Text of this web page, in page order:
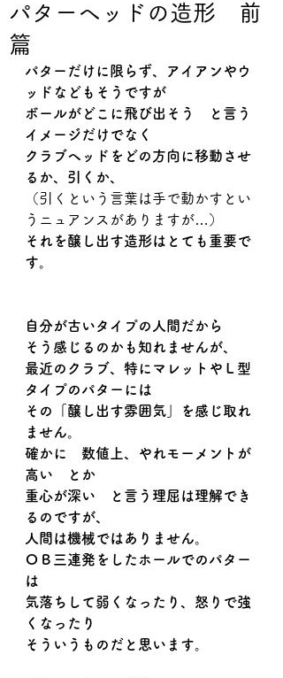
パターヘッドの造形 前
篇
パターだけに限らず、アイアンやウ
ッドなどもそうですが
ボールがどこに飛び出そう　と言う
イメージだけでなく
クラブヘッドをどの方向に移動させ
るか、引くか、
（引くという言葉は手で動かすとい
うニュアンスがありますが…）
それを醸し出す造形はとても重要で
す。
自分が古いタイプの人間だから
そう感じるのかも知れませんが、
最近のクラブ、特にマレットやＬ型
タイプのパターには
その「醸し出す雰囲気」を感じ取れ
ません。
確かに　数値上、やれモーメントが
高い　とか
重心が深い　と言う理屈は理解でき
るのですが、
人間は機械ではありません。
ＯＢ三連発をしたホールでのパター
は
気落ちして弱くなったり、怒りで強
くなったり
そういうものだと思います。